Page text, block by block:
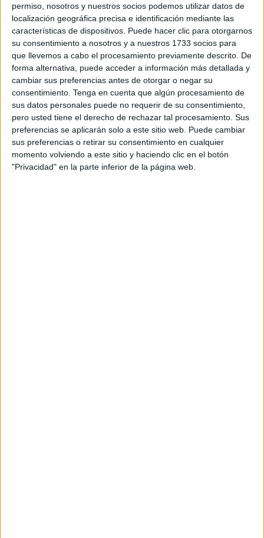
permiso, nosotros y nuestros socios podemos utilizar datos de
localización geográfica precisa e identificación mediante las
características de dispositivos. Puede hacer clic para otorgarnos
su consentimiento a nosotros y a nuestros 1733 socios para
que llevemos a cabo el procesamiento previamente descrito. De
forma alternativa, puede acceder a información más detallada y
cambiar sus preferencias antes de otorgar o negar su
consentimiento. Tenga en cuenta que algún procesamiento de
sus datos personales puede no requerir de su consentimiento,
pero usted tiene el derecho de rechazar tal procesamiento. Sus
preferencias se aplicarán solo a este sitio web. Puede cambiar
sus preferencias o retirar su consentimiento en cualquier
momento volviendo a este sitio y haciendo clic en el botón
"Privacidad" en la parte inferior de la página web.
de ellos en España, gracias a los acuerdos de
interoperabilidad entre redes, uniendo así los principales
corredores europeos en países como Francia, Portugal,
Alemania, España, Bélgica, Países Bajos, Luxemburgo,
Italia o Polonia. En el conjunto de esta red están incluidos
13.500puntos de carga ultrarrápida.
Los clientes de Moeve pueden acceder con estos
acuerdos a una amplia red de recarga, localizar fácilmente
los puntos de conexión, consultar sustarifas y pagar
la carga desde la aplicación o con la tarjeta RFID. Esta
tarjeta permite al usuario identificarse desde un lector para